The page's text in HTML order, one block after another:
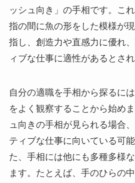
ッシュ向き」の手相です。こ
指の間に魚の形をした模様が
指し、創造力や直感力に優れ
ィブな仕事に適性があるとされ
自分の適職を手相から探るに
をよく観察することから始め
ュ向きの手相が見られる場合
ティブな仕事に向いている可
た、手相には他にも多種多様
ます。たとえば、手のひらの